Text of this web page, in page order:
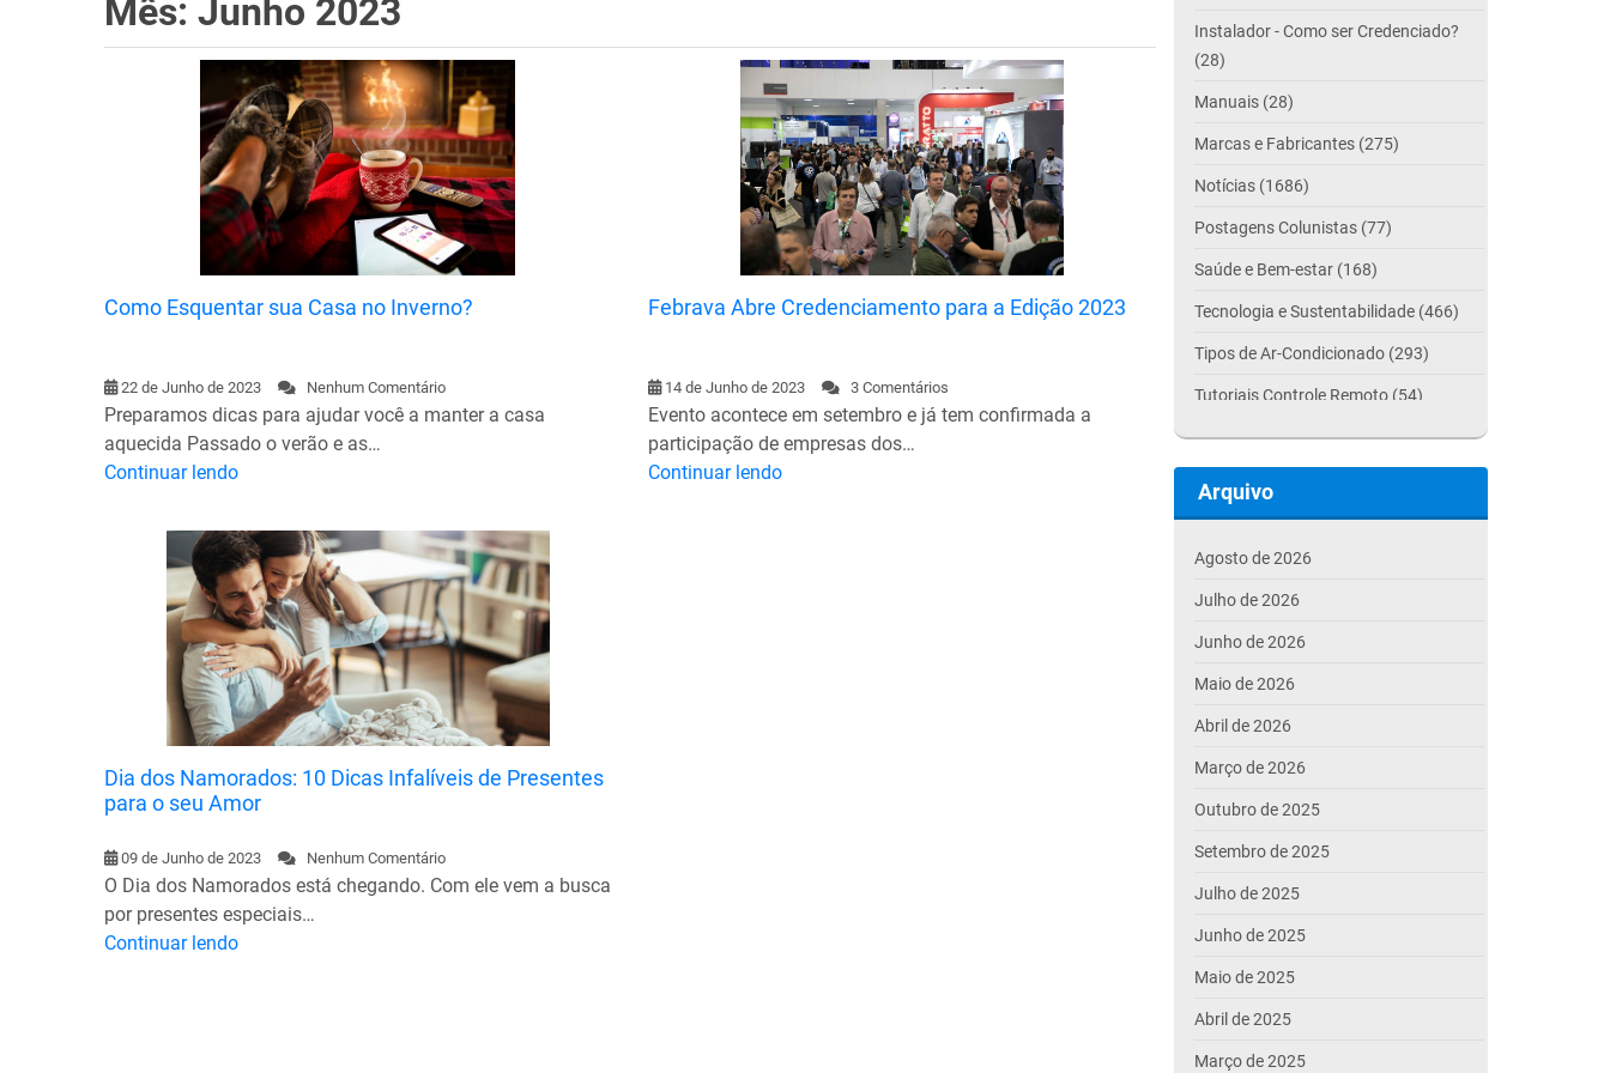
Mês: Junho 2023
Como Esquentar sua Casa no Inverno?
22 de Junho de 2023 Nenhum Comentário
Preparamos dicas para ajudar você a manter a casa
aquecida Passado o verão e as…
Continuar lendo
Febrava Abre Credenciamento para a Edição 2023
14 de Junho de 2023 3 Comentários
Evento acontece em setembro e já tem confirmada a
participação de empresas dos…
Continuar lendo
Dia dos Namorados: 10 Dicas Infalíveis de Presentes
para o seu Amor
09 de Junho de 2023 Nenhum Comentário
O Dia dos Namorados está chegando. Com ele vem a busca
por presentes especiais…
Continuar lendo
Instalador - Como ser Credenciado?
(28)
Manuais (28)
Marcas e Fabricantes (275)
Notícias (1686)
Postagens Colunistas (77)
Saúde e Bem-estar (168)
Tecnologia e Sustentabilidade (466)
Tipos de Ar-Condicionado (293)
Tutoriais Controle Remoto (54)
Arquivo
Agosto de 2026
Julho de 2026
Junho de 2026
Maio de 2026
Abril de 2026
Março de 2026
Outubro de 2025
Setembro de 2025
Julho de 2025
Junho de 2025
Maio de 2025
Abril de 2025
Março de 2025